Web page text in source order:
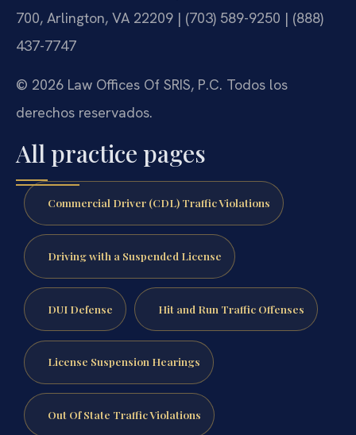
700, Arlington, VA 22209 | (703) 589-9250 | (888)
437-7747
© 2026 Law Offices Of SRIS, P.C. Todos los
derechos reservados.
All practice pages
Commercial Driver (CDL) Traffic Violations
Driving with a Suspended License
DUI Defense Hit and Run Traffic Offenses
License Suspension Hearings
Out Of State Traffic Violations